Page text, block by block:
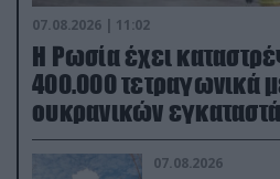
07.08.2026 | 11:02
Η Ρωσία έχει
400.000 τετραγωνικά
ουκρανικών
07.08.2026